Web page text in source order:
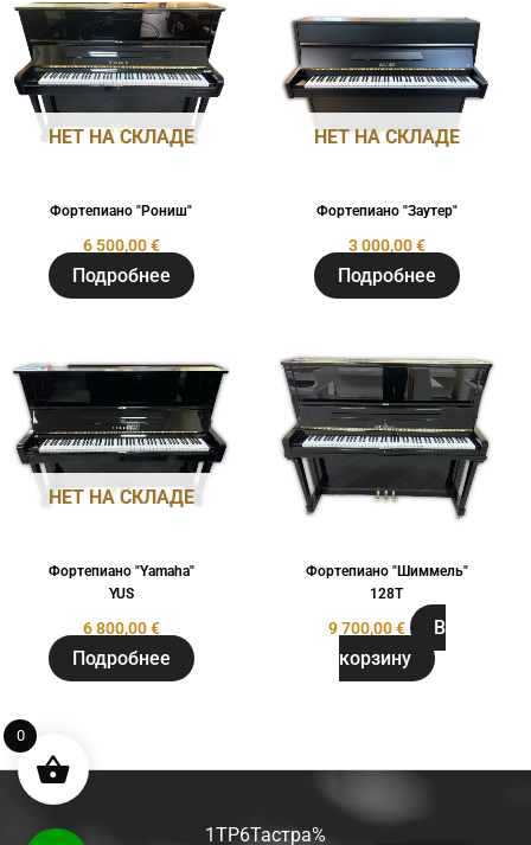
НЕТ НА СКЛАДЕ
Фортепиано "Рониш"
6 500,00€
Подробнее
НЕТ НА СКЛАДЕ
Фортепиано "Заутер"
3 000,00€
Подробнее
НЕТ НА СКЛАДЕ
Фортепиано "Yamaha"
YUS
6 800,00€
Подробнее
Фортепиано "Шиммель"
128Т
9 700,00€
В
корзину
1TP6Тастра%
0